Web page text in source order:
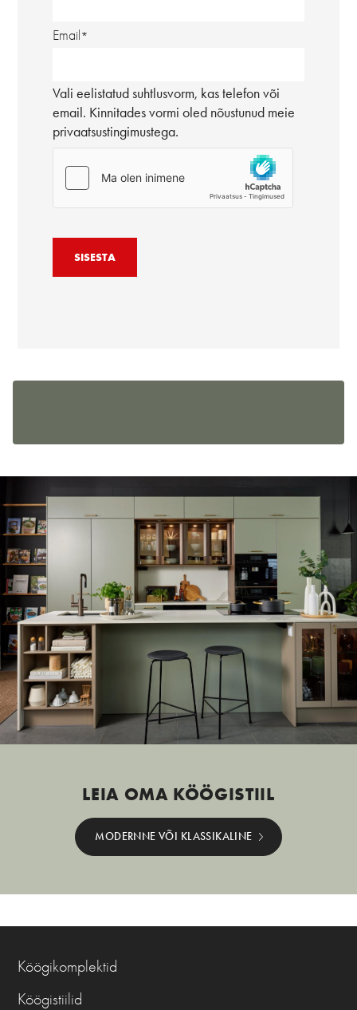
Email
Vali eelistatud suhtlusvorm, kas telefon või
email. Kinnitades vormi oled nõustunud meie
privaatsustingimustega.
LEIA OMA KÖÖGISTIIL
MODERNNE VÕI KLASSIKALINE
Köögikomplektid
Köögistiilid